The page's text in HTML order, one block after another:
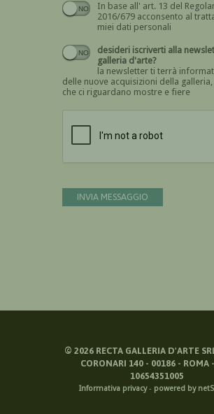
In base all' art. 13 del
2016/679 acconsento al trattamento dei
miei dati personali
Devi
desideri iscriverti alla newsletter di
galleria d'arte?
la newsletter ti terrà
delle nuove acquisizioni della galleria,
che ci riguardano mostre e fiere
INVIA MESSAGGIO
© 2026RECTA GALLERIA D'ARTE
CORONARI 140 - 00186 - ROMA
10654351005
Informativa privacy- powered by